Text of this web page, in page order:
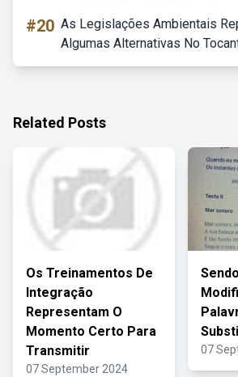
#20 As Legislações Ambientais
Algumas Alternativas No
Related Posts
Os Treinamentos De
Integração
Representam O
Momento Certo Para
Transmitir
07 September 2024
07